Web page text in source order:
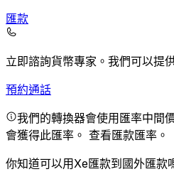
匯款
立即諮詢貨幣專家。 我們可以提
預約通話
我們的轉換器會使用匯率中間
會獲得此匯率。 查看匯款匯率。
你知道可以用Xe匯款到國外匯款